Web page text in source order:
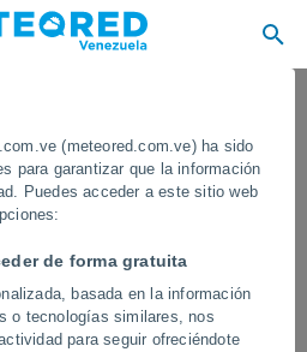
(meteored.com.ve) ha sido
para garantizar que la información
Puedes acceder a este sitio web
de forma gratuita
basada en la información
o tecnologías similares, nos
para seguir ofreciéndote